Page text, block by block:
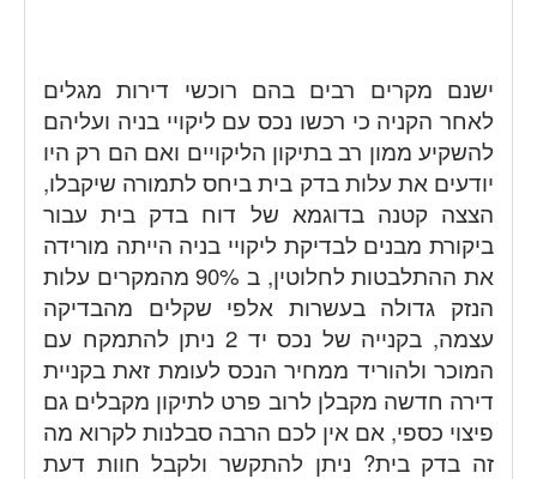
ישנם מקרים רבים בהם רוכשי דירות מגלים
לאחר הקניה כי רכשו נכס עם ליקויי בניה ועליהם
להשקיע ממון רב בתיקון הליקויים ואם הם רק היו
יודעים את עלות בדק בית ביחס לתמורה שיקבלו,
הצצה קטנה בדוגמא של דוח בדק בית עבור
ביקורת מבנים לבדיקת ליקויי בניה הייתה מורידה
את ההתלבטות לחלוטין, ב 90% מהמקרים עלות
הנזק גדולה בעשרות אלפי שקלים מהבדיקה
עצמה, בקנייה של נכס יד 2 ניתן להתמקח עם
המוכר ולהוריד ממחיר הנכס לעומת זאת בקניית
דירה חדשה מקבלן לרוב פרט לתיקון מקבלים גם
פיצוי כספי, אם אין לכם הרבה סבלנות לקרוא מה
זה בדק בית? ניתן להתקשר ולקבל חוות דעת